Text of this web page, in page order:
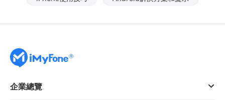
企業總覽